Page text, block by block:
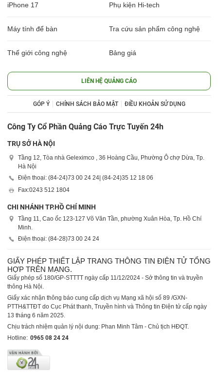
iPhone 17 Phụ kiện Hi-tech
Máy tính để bàn Tra cứu sản phẩm công nghệ
Thế giới công nghệ Bảng giá
LIÊN HỆ QUẢNG CÁO
GÓP Ý CHÍNH SÁCH BẢO MẬT ĐIỀU KHOẢN SỬ DỤNG
Công Ty Cổ Phần Quảng Cáo Trực Tuyến 24h
TRỤ SỞ HÀ NỘI
Tầng 12, Tòa nhà Geleximco , 36 Hoàng Cầu, Phường Ô chợ Dừa, Tp.
Hà Nội
Điện thoại: (84-24)73 00 24 24| (84-24)35 12 18 06
Fax:0243 512 1804
CHI NHÁNH TP.HỒ CHÍ MINH
Tầng 11, Cao ốc 123-127 Võ Văn Tần, phường Xuân Hòa, Tp. Hồ Chí
Minh.
Điện thoại: (84-28)73 00 24 24
GIẤY PHÉP THIẾT LẬP TRANG THÔNG TIN ĐIỆN TỬ TỔNG
HỢP TRÊN MẠNG.
Giấy phép số 180/GP-STTTT ngày cấp 11/12/2024 - Sở thông tin và truyền
thông Hà Nội.
Giấy xác nhận thông báo cung cấp dịch vụ Mạng xã hội số 89 /GXN-
PTTH&TTĐT do Cục Phát thanh, Truyền hình và Thông tin Điện tử cấp ngày
13 tháng 6 năm 2025.
Chịu trách nhiệm quản lý nội dung: Phan Minh Tâm - Chủ tịch HĐQT.
Hotline: 0965 08 24 24